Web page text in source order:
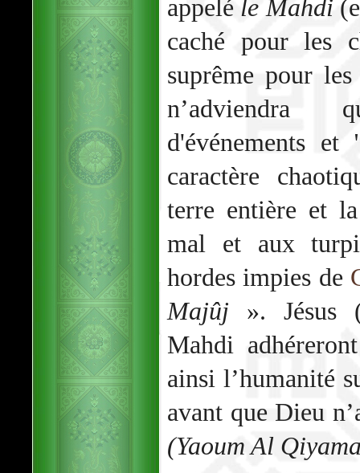
appelé le Mahdi
caché pour les
suprême pour
n’adviendra
d'événements et
caractère
terre entière et
mal et aux
hordes impies de
Majûj ». Jésus
Mahdi
ainsi l’humanité
avant que Dieu
(Yaoum Al